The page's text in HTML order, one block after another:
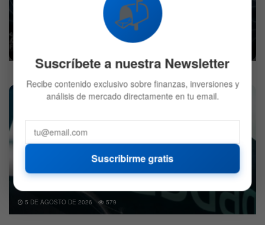
Nuevo récord para los exchanges
Nasdaq enciende las expectativas con un movimiento
histórico
5 DE AGOSTO DE 2026 579
📬
Suscríbete a nuestra Newsletter
Recibe contenido exclusivo sobre finanzas, inversiones y
análisis de mercado directamente en tu email.
Suscribirme gratis